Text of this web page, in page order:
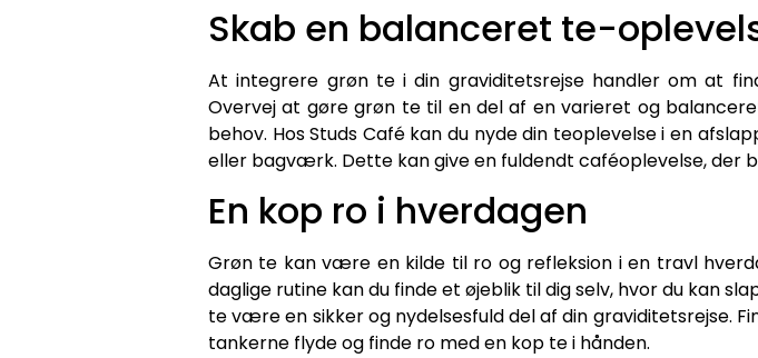
Skab en balanceret te-
At integrere grøn te i din graviditetsrejse handler om at
Overvej at gøre grøn te til en del af en varieret og
behov. Hos Studs Café kan du nyde din teoplevelse i en
eller bagværk. Dette kan give en fuldendt caféoplevelse, der
En kop ro i hverdagen
Grøn te kan være en kilde til ro og refleksion i en travl
daglige rutine kan du finde et øjeblik til dig selv, hvor du kan
te være en sikker og nydelsesfuld del af din graviditetsrejse.
tankerne flyde og finde ro med en kop te i hånden.